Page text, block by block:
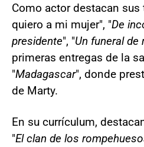
Como actor destacan sus
quiero a mi mujer", "De
presidente", "Un funeral de
primeras entregas de la
"Madagascar", donde
de Marty.
En su currículum,
"El clan de los